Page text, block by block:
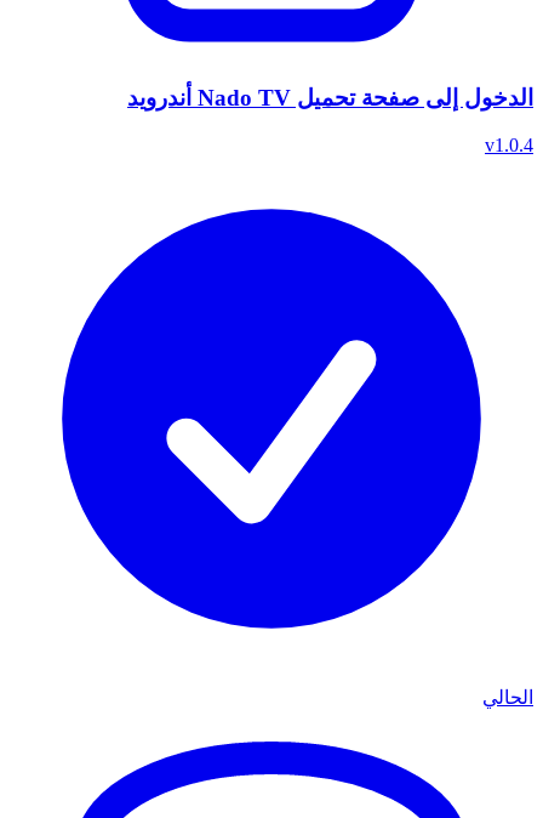
الدخول إلى صفحة تحميل Nado TV أندرويد
v1.0.4
الحالي